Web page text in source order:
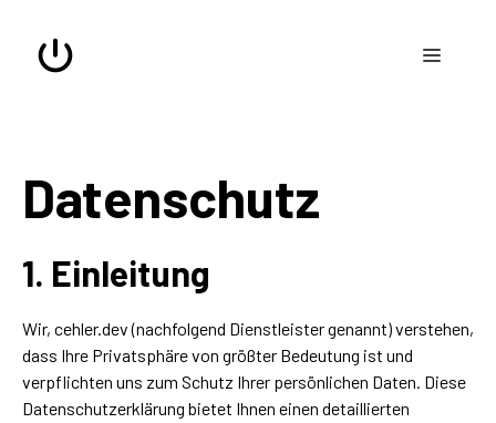
springen
Menü
Datenschutz
1. Einleitung
Wir, cehler.dev (nachfolgend Dienstleister genannt) verstehen,
dass Ihre Privatsphäre von größter Bedeutung ist und
verpflichten uns zum Schutz Ihrer persönlichen Daten. Diese
Datenschutzerklärung bietet Ihnen einen detaillierten